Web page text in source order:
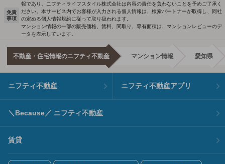
免責
事項
報であり、ニフティライフスタイル株式会社は内容の責任を負わないことを予めご了承く
ださい。本サービス内でお客様が入力される個人情報は、検索パートナーが取得し、同社
の定める個人情報規約に従って取り扱われます。
マンション情報の一部の販売価格、賃料、間取り、専有面積は、マンションレビューのデ
ータを表示しています。
不動産・住宅情報のニフティ不動産 マンション情報 愛知県
ニフティ不動産 ニフティ不動産アプリ
＼Because／ ニフティ不動産
賃貸